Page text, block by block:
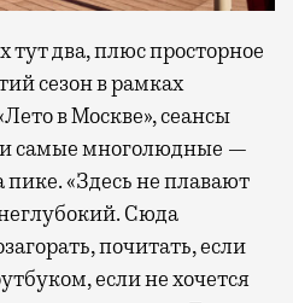
тут два, плюс просторное
сезон в рамках
в Москве», сеансы
и самые многолюдные —
«Здесь не плавают
Сюда
почитать, если
если не хочется